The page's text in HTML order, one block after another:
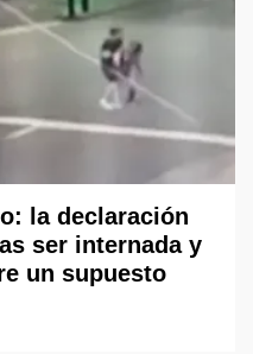
la declaración
ser internada y
un supuesto